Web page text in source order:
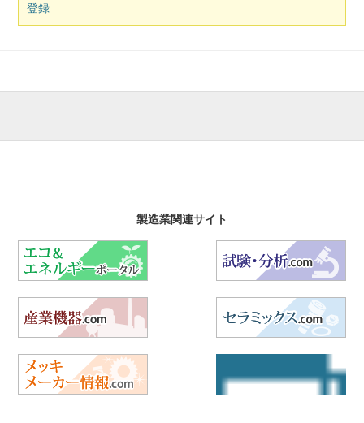
登録
製造業関連サイト